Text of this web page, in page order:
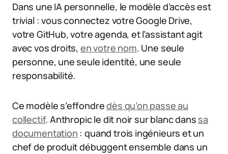
Dans une IA personnelle, le modèle d’accès est
trivial : vous connectez votre Google Drive,
votre GitHub, votre agenda, et l’assistant agit
avec vos droits, en votre nom. Une seule
personne, une seule identité, une seule
responsabilité.
Ce modèle s’effondredès qu’on passe au
collectif. Anthropic le dit noir sur blanc dans sa
documentation : quand trois ingénieurs et un
chef de produit débuggent ensemble dans un